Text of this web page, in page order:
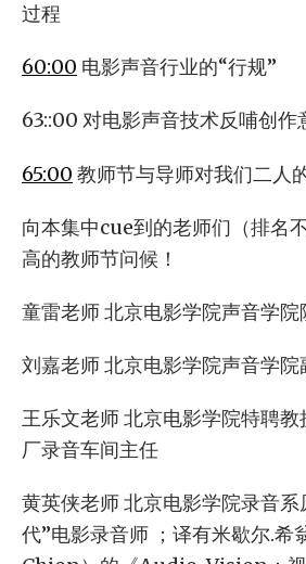
过程
60:00 电影声音行业的“行规”
63::00 对电影声音技术反哺创作
65:00 教师节与导师对我们二人
向本集中cue到的老师们（排名
高的教师节问候！
童雷老师 北京电影学院声音学院
刘嘉老师 北京电影学院声音学院
王乐文老师 北京电影学院特聘
厂录音车间主任
黄英侠老师 北京电影学院录音
代”电影录音师 ；译有米歇尔.